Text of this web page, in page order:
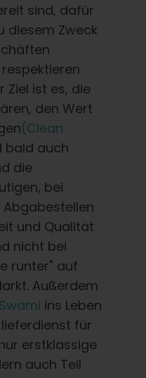
sind, dafür
diesem Zweck
Ziel ist es, die
den Wert
(Clean
bald auch
die
bei
und Qualität
nicht bei
runter" auf
Außerdem
ins Leben
für
erstklassige
auch Teil